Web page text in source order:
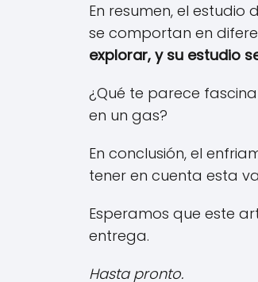
En resumen, el
se comportan en
explorar, y su estudio
¿Qué te parece
en un gas?
En conclusión, el
tener en cuenta esta
Esperamos que este
entrega.
Hasta pronto.